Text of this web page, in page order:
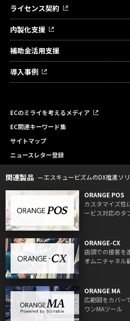
ライセンス契約
内製化支援
補助金活用支援
導入事例
ECのミライを考えるメディア
EC関連キーワード集
サイトマップ
ニュースレター登録
関連製品 エスキュービズムのDX推進ソ
ORANGE POS
カスタマイズ性
ービス対応のタ
ORANGE-CX
店頭での接客を
オムニチャネル
ORANGE MA
広範囲をカバー
ワンMAツール